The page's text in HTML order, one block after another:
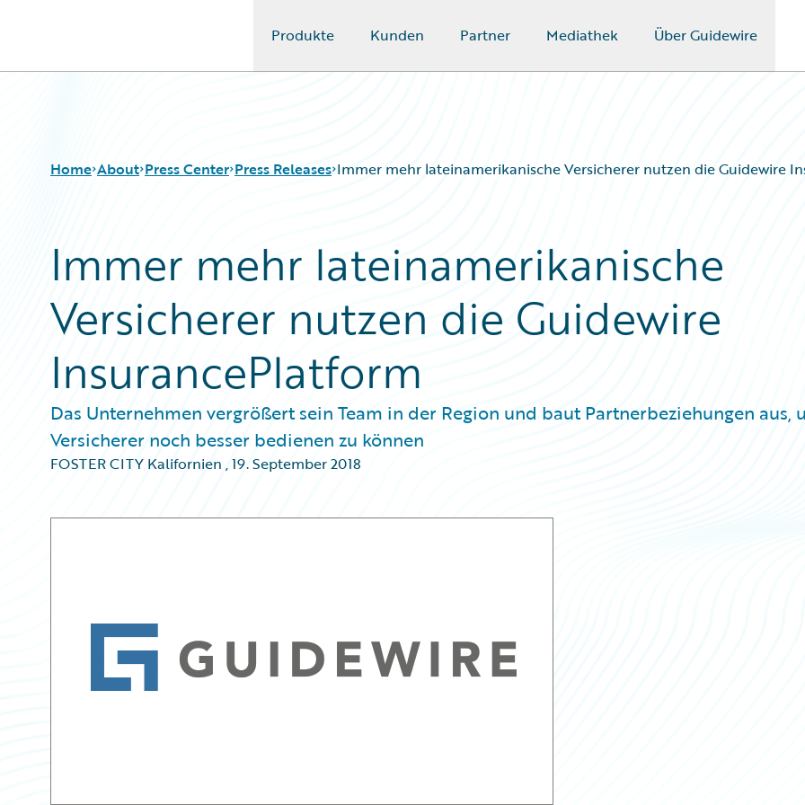
Produkte Kunden Partner Mediathek Über Guidewire
Home About Press Center Press Releases Immer mehr lateinamerikanische Versicherer nutzen die Guidewire
Immer mehr lateinamerikanische
Versicherer nutzen die Guidewire
InsurancePlatform
Das Unternehmen vergrößert sein Team in der Region und baut Partnerbeziehungen aus,
Versicherer noch besser bedienen zu können
FOSTER CITY Kalifornien ,19. September 2018